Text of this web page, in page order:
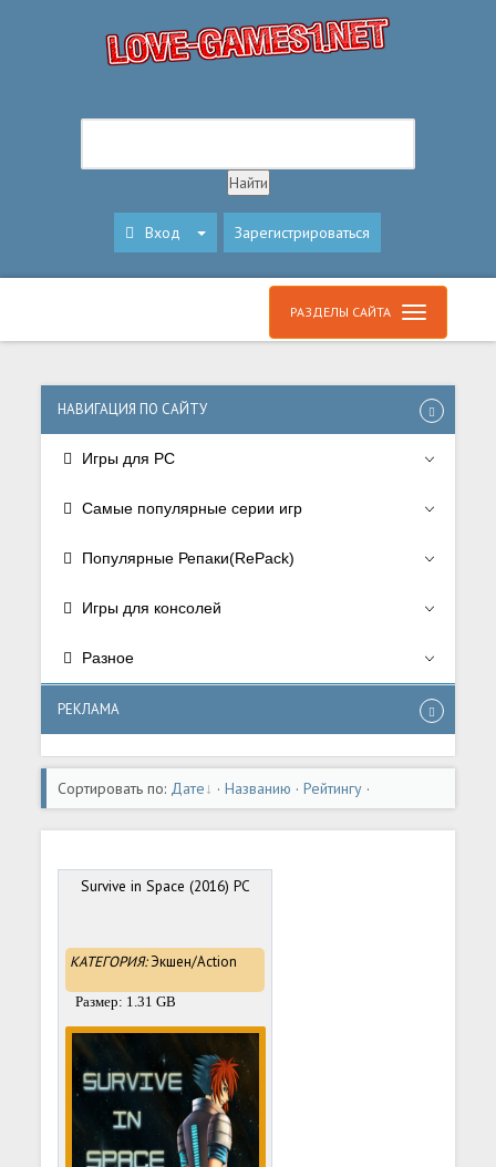
Вход Зарегистрироваться
РАЗДЕЛЫ САЙТА
НАВИГАЦИЯ ПО САЙТУ
Игры для PC
Самые популярные серии игр
Популярные Репаки(RePack)
Игры для консолей
Разное
РЕКЛАМА
Сортировать по: Дате ·Названию ·Рейтингу ·
Комментариям·Загрузкам·Просмотрам
Survive in Space (2016) PC
КАТЕГОРИЯ:Экшен/Action
Размер: 1.31 GB